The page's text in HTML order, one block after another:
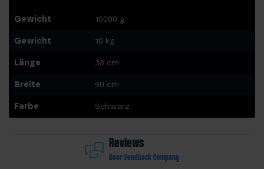
Gewicht 10000 g
Gewicht 10 kg
Länge 38 cm
Breite 90 cm
Farbe Schwarz
Reviews
Door Feedback Company